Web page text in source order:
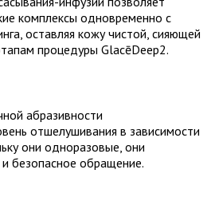
комплексы одновременно с
оставляя кожу чистой, сияющей
процедуры GlacēDeep2.
абразивности
отшелушивания в зависимости
они одноразовые, они
и безопасное обращение.